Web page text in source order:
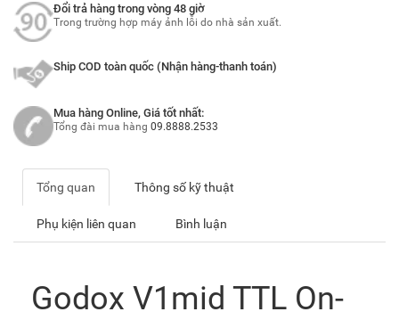
Đổi trả hàng trong vòng 48 giờ
Trong trường hợp máy ảnh lỗi do nhà sản xuất.
Ship COD toàn quốc (Nhận hàng-thanh toán)
Mua hàng Online, Giá tốt nhất:
Tổng đài mua hàng 09.8888.2533
Tổng quan Thông số kỹ thuật
Phụ kiện liên quan Bình luận
Godox V1mid TTL On-